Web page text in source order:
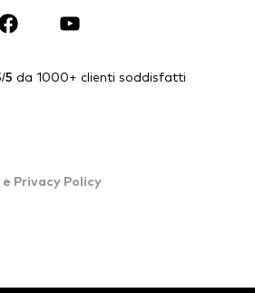
5 da 1000+ clienti soddisfatti
Privacy Policy